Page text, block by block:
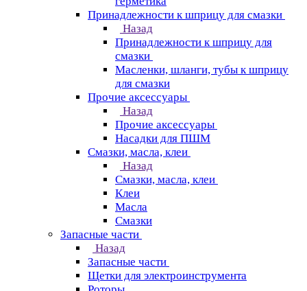
Принадлежности к шприцу для смазки
Назад
Принадлежности к шприцу для
смазки
Масленки, шланги, тубы к шприцу
для смазки
Прочие аксессуары
Назад
Прочие аксессуары
Насадки для ПШМ
Смазки, масла, клеи
Назад
Смазки, масла, клеи
Клеи
Масла
Смазки
Запасные части
Назад
Запасные части
Щетки для электроинструмента